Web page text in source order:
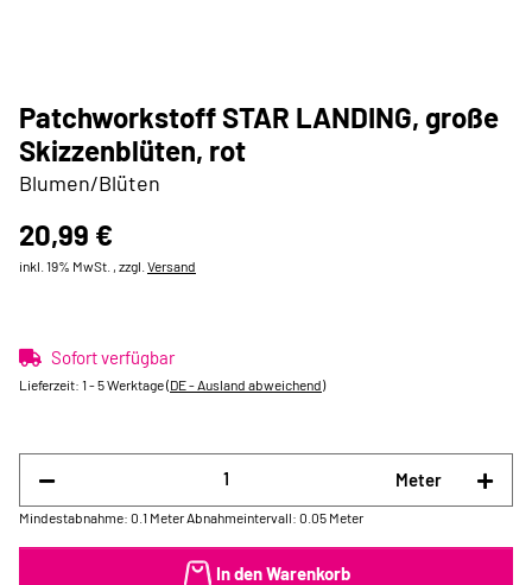
Patchworkstoff STAR LANDING, große
Skizzenblüten, rot
Blumen/Blüten
20,99 €
inkl. 19% MwSt. , zzgl. Versand
Sofort verfügbar
Lieferzeit: 1 - 5 Werktage(DE - Ausland abweichend)
Meter
Mindestabnahme: 0.1 Meter Abnahmeintervall: 0.05 Meter
In den Warenkorb